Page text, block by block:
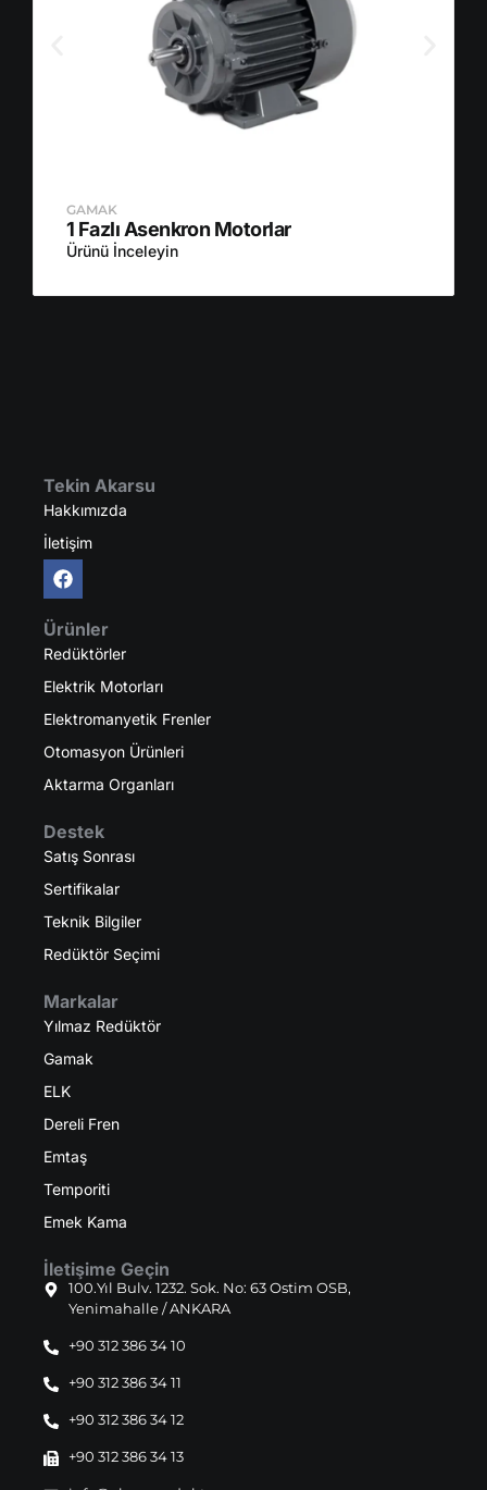
GAMAK
1 Fazlı Asenkron Motorlar
Ürünü İnceleyin
Tekin Akarsu
Hakkımızda
İletişim
Ürünler
Redüktörler
Elektrik Motorları
Elektromanyetik Frenler
Otomasyon Ürünleri
Aktarma Organları
Destek
Satış Sonrası
Sertifikalar
Teknik Bilgiler
Redüktör Seçimi
Markalar
Yılmaz Redüktör
Gamak
ELK
Dereli Fren
Emtaş
Temporiti
Emek Kama
İletişime Geçin
100.Yıl Bulv. 1232. Sok. No: 63 Ostim OSB,
Yenimahalle / ANKARA
+90 312 386 34 10
+90 312 386 34 11
+90 312 386 34 12
+90 312 386 34 13